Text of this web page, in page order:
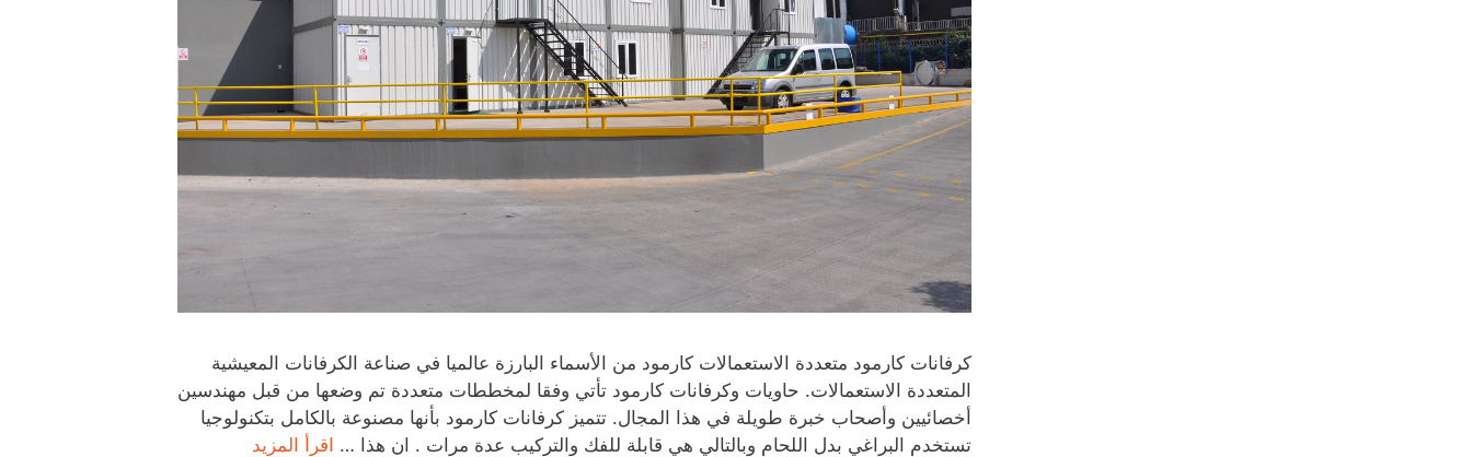
كرفانات كارمود متعددة الاستعمالات كارمود من الأسماء البارزة عالميا في صناعة الكرفانات المعيشية
المتعددة الاستعمالات. حاويات وكرفانات كارمود تأتي وفقا لمخططات متعددة تم وضعها من قبل مهندسين
أخصائيين وأصحاب خبرة طويلة في هذا المجال. تتميز كرفانات كارمود بأنها مصنوعة بالكامل بتكنولوجيا
تستخدم البراغي بدل اللحام وبالتالي هي قابلة للفك والتركيب عدة مرات . ان هذا … اقرأ المزيد